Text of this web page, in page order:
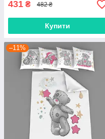
431 ₴ 482 ₴
Купити
–11%